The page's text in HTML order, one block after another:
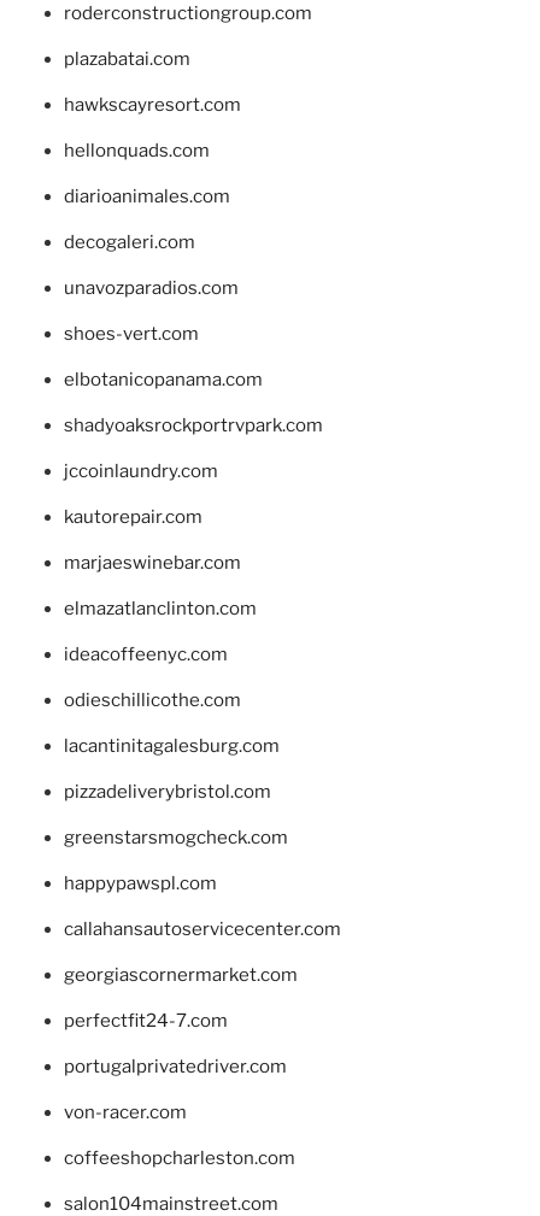
roderconstructiongroup.com
plazabatai.com
hawkscayresort.com
hellonquads.com
diarioanimales.com
decogaleri.com
unavozparadios.com
shoes-vert.com
elbotanicopanama.com
shadyoaksrockportrvpark.com
jccoinlaundry.com
kautorepair.com
marjaeswinebar.com
elmazatlanclinton.com
ideacoffeenyc.com
odieschillicothe.com
lacantinitagalesburg.com
pizzadeliverybristol.com
greenstarsmogcheck.com
happypawspl.com
callahansautoservicecenter.com
georgiascornermarket.com
perfectfit24-7.com
portugalprivatedriver.com
von-racer.com
coffeeshopcharleston.com
salon104mainstreet.com